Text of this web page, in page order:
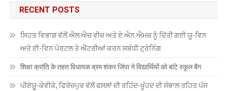
RECENT POSTS
ਸਿਹਤ ਵਿਭਾਗ ਵੱਲੋਂ ਐਲ.ਐਚ.ਵੀਜ਼ ਅਤੇ ਏ.ਐਨ.ਐਮਜ਼ ਨੂੰ ਦਿੱਤੀ ਗਈ ਯੂ-ਵਿਨ
ਅਤੇ ਈ-ਵਿਨ ਪੋਰਟਲ ਤੇ ਐਂਟਰੀਆਂ ਕਰਨ ਸਬੰਧੀ ਟ੍ਰੇਨਿੰਗ
शिक्षा क्रांति के तहत विधायक ब्रम शंकर जिंपा ने विद्यार्थियों को बांटे स्कूल बैग
ਪੀਏਯੂੑ-ਕੇਵੀਕੇ, ਫਿਰੋਜ਼ਪੁਰ ਵੱਲੋਂ ਫਸਲਾਂ ਦੀ ਰਹਿੰਦ-ਖੂੰਹਦ ਦੀ ਸੰਭਾਲ ਤਹਿਤ ਪੰਜ